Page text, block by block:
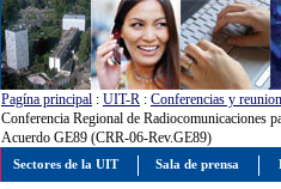
Pagína principal : UIT-R : Conferencias y
Conferencia Regional de Radiocomunicaciones
Acuerdo GE89 (CRR-06-Rev.GE89)
Sectores de la UIT Sala de prensa